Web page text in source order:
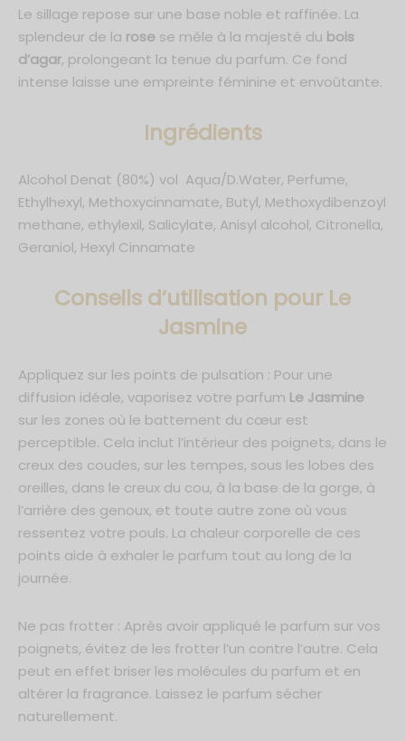
Le sillage repose sur une base noble et raffinée. La
splendeur de la rose se mêle à la majesté du bois
d’agar, prolongeant la tenue du parfum. Ce fond
intense laisse une empreinte féminine et envoûtante.
Ingrédients
Alcohol Denat (80%) vol Aqua/D.Water, Perfume,
Ethylhexyl, Methoxycinnamate, Butyl, Methoxydibenzoyl
methane, ethylexil, Salicylate, Anisyl alcohol, Citronella,
Geraniol, Hexyl Cinnamate
Conseils d’utilisation pour Le
Jasmine
Appliquez sur les points de pulsation : Pour une
diffusion idéale, vaporisez votre parfum Le Jasmine
sur les zones où le battement du cœur est
perceptible. Cela inclut l’intérieur des poignets, dans le
creux des coudes, sur les tempes, sous les lobes des
oreilles, dans le creux du cou, à la base de la gorge, à
l’arrière des genoux, et toute autre zone où vous
ressentez votre pouls. La chaleur corporelle de ces
points aide à exhaler le parfum tout au long de la
journée.
Ne pas frotter : Après avoir appliqué le parfum sur vos
poignets, évitez de les frotter l’un contre l’autre. Cela
peut en effet briser les molécules du parfum et en
altérer la fragrance. Laissez le parfum sécher
naturellement.